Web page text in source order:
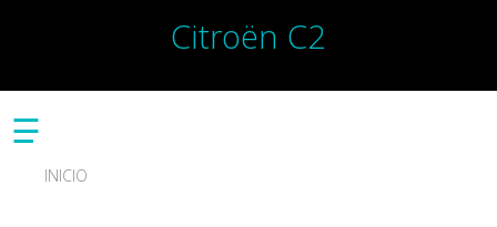
Citroën C2
☰
INICIO